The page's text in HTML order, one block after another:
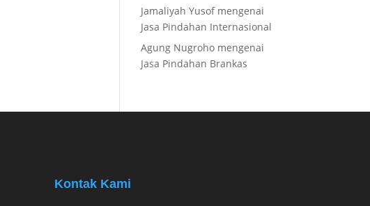
Jamaliyah Yusofmengenai
Jasa Pindahan Internasional
Agung Nugroho mengenai
Jasa Pindahan Brankas
Kontak Kami